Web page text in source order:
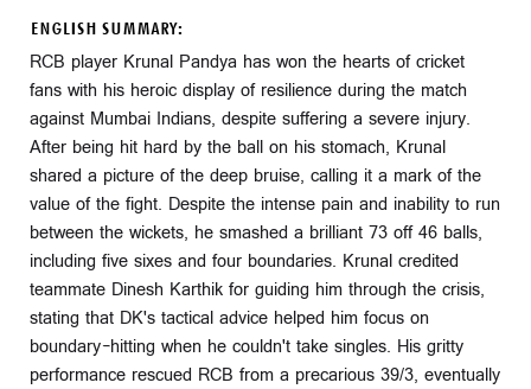
ENGLISH SUMMARY:
RCB player Krunal Pandya has won the hearts of cricket
fans with his heroic display of resilience during the match
against Mumbai Indians, despite suffering a severe injury.
After being hit hard by the ball on his stomach, Krunal
shared a picture of the deep bruise, calling it a mark of the
value of the fight. Despite the intense pain and inability to run
between the wickets, he smashed a brilliant 73 off 46 balls,
including five sixes and four boundaries. Krunal credited
teammate Dinesh Karthik for guiding him through the crisis,
stating that DK's tactical advice helped him focus on
boundary-hitting when he couldn't take singles. His gritty
performance rescued RCB from a precarious 39/3, eventually